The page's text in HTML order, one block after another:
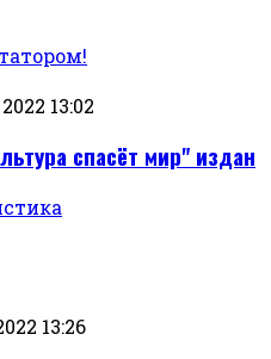
13:02
спасёт мир" издан
13:26